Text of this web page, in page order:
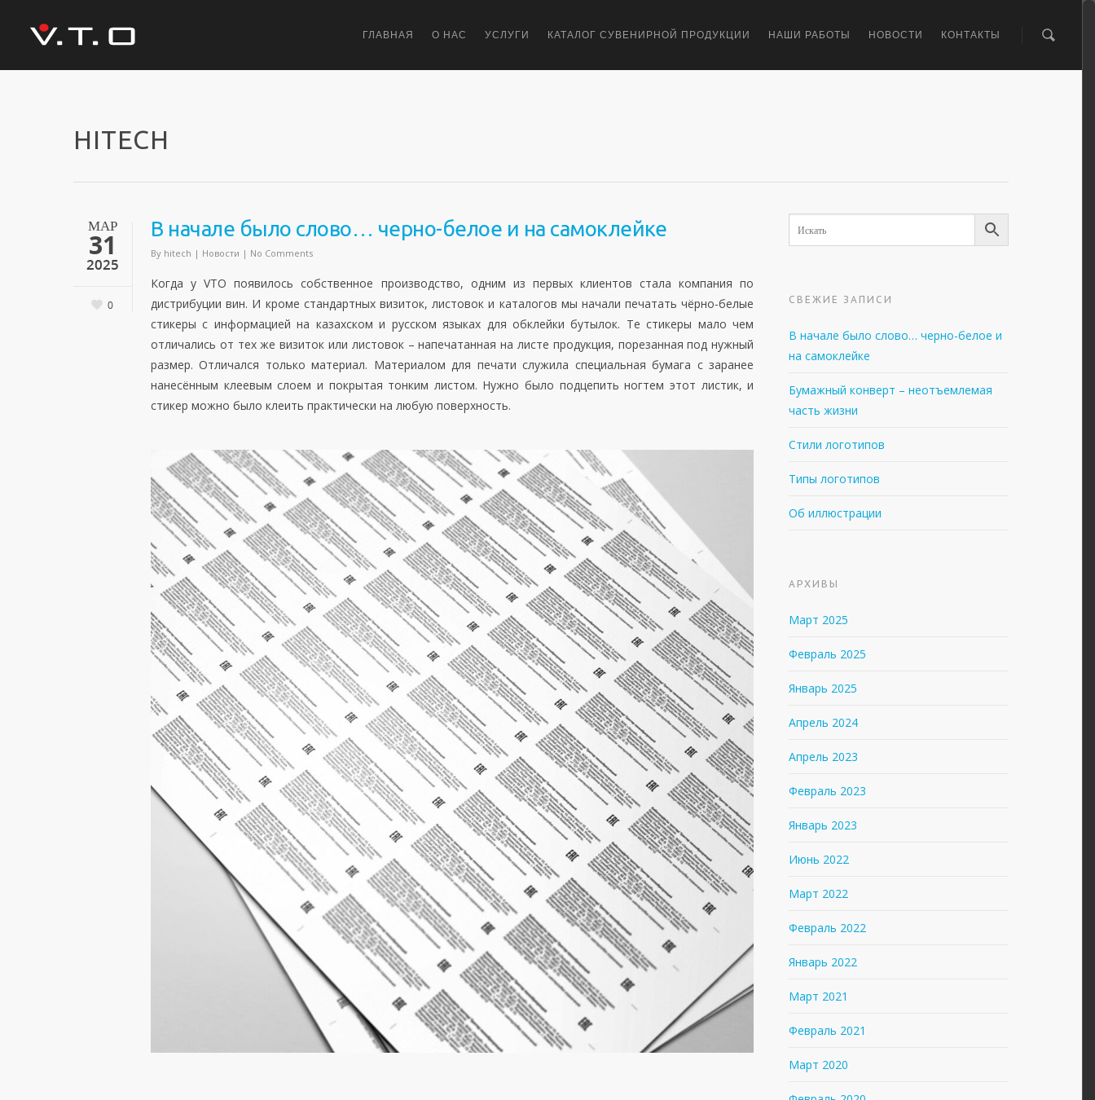
ГЛАВНАЯ О НАС УСЛУГИ КАТАЛОГ СУВЕНИРНОЙ ПРОДУКЦИИ НАШИ РАБОТЫ НОВОСТИ КОНТАКТЫ
HITECH
МАР
31
2025
0
В начале было слово… черно-белое и на самоклейке
By hitech | Новости | No Comments
Когда у VTO появилось собственное производство, одним из первых клиентов стала компания по
дистрибуции вин. И кроме стандартных визиток, листовок и каталогов мы начали печатать чёрно-белые
стикеры с информацией на казахском и русском языках для обклейки бутылок. Те стикеры мало чем
отличались от тех же визиток или листовок – напечатанная на листе продукция, порезанная под нужный
размер. Отличался только материал. Материалом для печати служила специальная бумага с заранее
нанесённым клеевым слоем и покрытая тонким листом. Нужно было подцепить ногтем этот листик, и
стикер можно было клеить практически на любую поверхность.
СВЕЖИЕ ЗАПИСИ
В начале было слово… черно-белое и
на самоклейке
Бумажный конверт – неотъемлемая
часть жизни
Стили логотипов
Типы логотипов
Об иллюстрации
АРХИВЫ
Март 2025
Февраль 2025
Январь 2025
Апрель 2024
Апрель 2023
Февраль 2023
Январь 2023
Июнь 2022
Март 2022
Февраль 2022
Январь 2022
Март 2021
Февраль 2021
Март 2020